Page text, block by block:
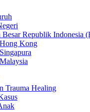
Besar Republik Indonesia
Kong
Trauma Healing